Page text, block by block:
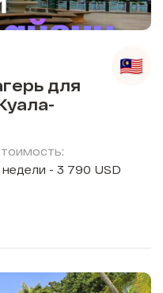
для
недели - 3 790 USD